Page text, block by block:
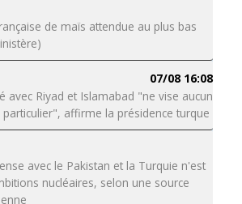
de maïs attendue au plus bas
07/08 16:08
avec Riyad et Islamabad "ne vise aucun
particulier", affirme la présidence turque
avec le Pakistan et la Turquie n'est
nucléaires, selon une source